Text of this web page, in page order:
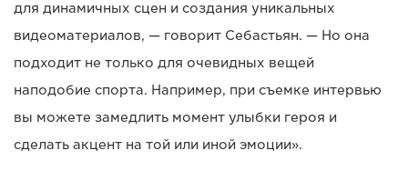
для динамичных сцен и создания уникальных
видеоматериалов, — говорит Себастьян. — Но она
подходит не только для очевидных вещей
наподобие спорта. Например, при съемке интервью
вы можете замедлить момент улыбки героя и
сделать акцент на той или иной эмоции».